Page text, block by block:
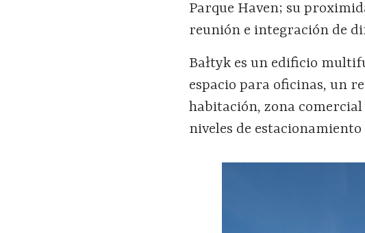
Parque Haven; su
reunión e integración de
Bałtyk es un edificio
espacio para oficinas, un
habitación, zona
niveles de